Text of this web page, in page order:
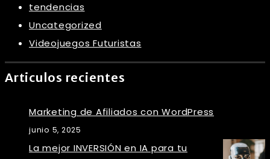
tendencias
Uncategorized
Videojuegos Futuristas
Articulos recientes
Marketing de Afiliados con WordPress
junio 5, 2025
La mejor INVERSIÓN en IA para tu